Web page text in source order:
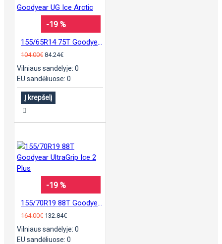
-19 %
104.00€ 84.24€
Vilniaus sandėlyje: 0
EU sandėliuose: 0
Į krepšelį
-19 %
164.00€ 132.84€
Vilniaus sandėlyje: 0
EU sandėliuose: 0